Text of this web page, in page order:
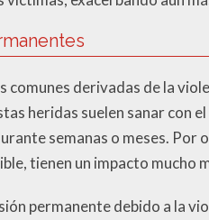
comunes derivadas de la
heridas suelen sanar con
semanas o meses. Por
tienen un impacto mucho
permanente debido a la